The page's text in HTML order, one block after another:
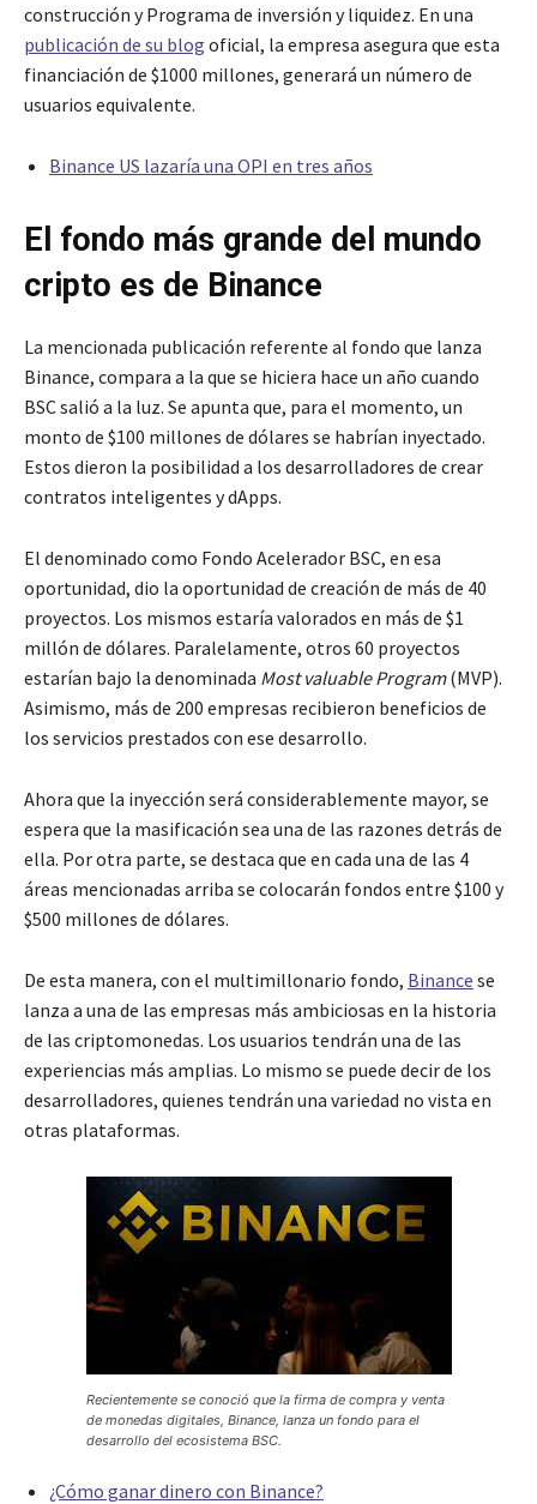
construcción y Programa de inversión y liquidez. En una
publicación de su blog oficial, la empresa asegura que esta
financiación de $1000 millones, generará un número de
usuarios equivalente.
Binance US lazaría una OPI en tres años
El fondo más grande del mundo
cripto es de Binance
La mencionada publicación referente al fondo que lanza
Binance, compara a la que se hiciera hace un año cuando
BSC salió a la luz. Se apunta que, para el momento, un
monto de $100 millones de dólares se habrían inyectado.
Estos dieron la posibilidad a los desarrolladores de crear
contratos inteligentes y dApps.
El denominado como Fondo Acelerador BSC, en esa
oportunidad, dio la oportunidad de creación de más de 40
proyectos. Los mismos estaría valorados en más de $1
millón de dólares. Paralelamente, otros 60 proyectos
estarían bajo la denominada Most valuable Program(MVP).
Asimismo, más de 200 empresas recibieron beneficios de
los servicios prestados con ese desarrollo.
Ahora que la inyección será considerablemente mayor, se
espera que la masificación sea una de las razones detrás de
ella. Por otra parte, se destaca que en cada una de las 4
áreas mencionadas arriba se colocarán fondos entre $100 y
$500 millones de dólares.
De esta manera, con el multimillonario fondo, Binance se
lanza a una de las empresas más ambiciosas en la historia
de las criptomonedas. Los usuarios tendrán una de las
experiencias más amplias. Lo mismo se puede decir de los
desarrolladores, quienes tendrán una variedad no vista en
otras plataformas.
Recientemente se conoció que la firma de compra y venta
de monedas digitales, Binance, lanza un fondo para el
desarrollo del ecosistema BSC.
¿Cómo ganar dinero con Binance?